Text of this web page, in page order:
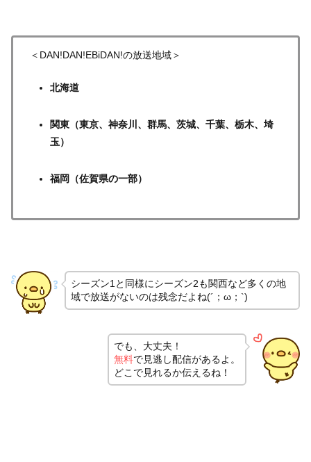
＜DAN!DAN!EBiDAN!の放送地域＞
北海道
関東（東京、神奈川、群馬、茨城、千葉、栃木、埼
玉）
福岡（佐賀県の一部）
シーズン1と同様にシーズン2も関西など多くの地
域で放送がないのは残念だよね(´；ω；`)
でも、大丈夫！
無料で見逃し配信があるよ。
どこで見れるか伝えるね！